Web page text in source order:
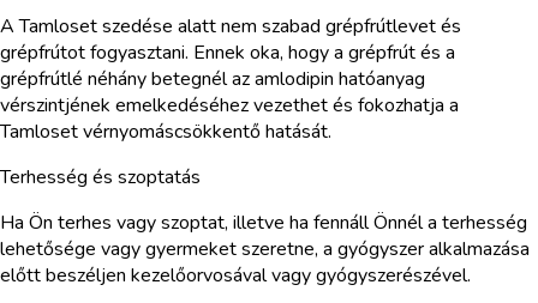
A Tamloset szedése alatt nem szabad grépfrútlevet és
grépfrútot fogyasztani. Ennek oka, hogy a grépfrút és a
grépfrútlé néhány betegnél az amlodipin hatóanyag
vérszintjének emelkedéséhez vezethet és fokozhatja a
Tamloset vérnyomáscsökkentő hatását.
Terhesség és szoptatás
Ha Ön terhes vagy szoptat, illetve ha fennáll Önnél a terhesség
lehetősége vagy gyermeket szeretne, a gyógyszer alkalmazása
előtt beszéljen kezelőorvosával vagy gyógyszerészével.